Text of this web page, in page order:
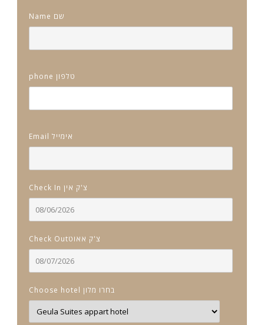
Name שם
phone טלפון
Email אימייל
Check In צ'ק אין
Check Outצ'ק אאוט
Choose hotel בחרו מלון